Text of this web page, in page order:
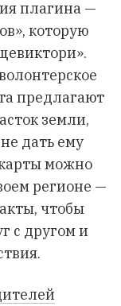
плагина —
которую
предлагают
земли,
дать ему
можно
регионе —
чтобы
с другом и